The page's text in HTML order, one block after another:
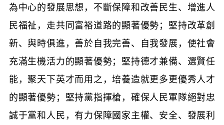
為中心的發展思想，不斷保障和改善民生、增進人
民福祉，走共同富裕道路的顯著優勢；堅持改革創
新、與時俱進，善於自我完善、自我發展，使社會
充滿生機活力的顯著優勢；堅持德才兼備、選賢任
能，聚天下英才而用之，培養造就更多更優秀人才
的顯著優勢；堅持黨指揮槍，確保人民軍隊絕對忠
誠于黨和人民，有力保障國家主權、安全、發展利